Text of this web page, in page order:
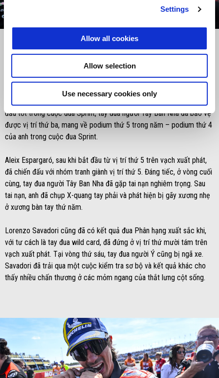
Settings
Allow all cookies
Allow selection
Use necessary cookies only
Item
Item
Thứ Bảy, 29 Tháng 6, 2024
Tiếp nối phong độ đã thể hiện vào thứ Sáu, Maverick Viñales kết
đầu tốt trong cuộc đua Sprint, tay đua người Tây Ban Nha đã bảo vệ
được vị trí thứ ba, mang về podium thứ 5 trong năm – podium thứ 4
của anh trong cuộc đua Sprint.
Aleix Espargaró, sau khi bắt đầu từ vị trí thứ 5 trên vạch xuất phát,
đã chiến đấu với nhóm tranh giành vị trí thứ 5. Đáng tiếc, ở vòng cuối
cùng, tay đua người Tây Ban Nha đã gặp tai nạn nghiêm trọng. Sau
tai nạn, anh đã chụp X-quang tay phải và phát hiện bị gãy xương nhẹ
ở xương bàn tay thứ năm.
Lorenzo Savadori cũng đã có kết quả đua Phân hạng xuất sắc khi,
với tư cách là tay đua wild card, đã đứng ở vị trí thứ mười tám trên
vạch xuất phát. Tại vòng thứ sáu, tay đua người Ý cũng bị ngã xe.
Savadori đã trải qua một cuộc kiểm tra sơ bộ và kết quả khác cho
thấy nhiều chấn thương ở các mỏm ngang của thắt lưng cột sống.